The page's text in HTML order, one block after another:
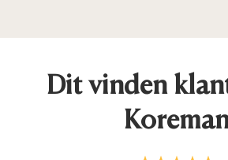
Dit vinden